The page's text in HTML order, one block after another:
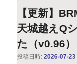
【更新】
天城越えQ
た（v0.96）
投稿日時:2026-07-23